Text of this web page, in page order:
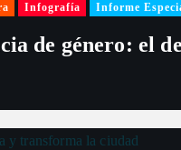
Infografía Informe
de género: el